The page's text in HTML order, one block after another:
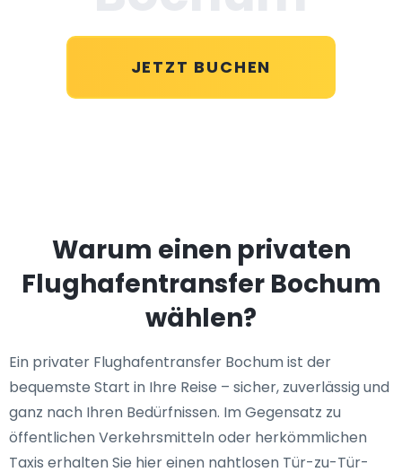
JETZT BUCHEN
Warum einen privaten
Flughafentransfer Bochum
wählen?
Ein privater Flughafentransfer Bochum ist der
bequemste Start in Ihre Reise – sicher, zuverlässig und
ganz nach Ihren Bedürfnissen. Im Gegensatz zu
öffentlichen Verkehrsmitteln oder herkömmlichen
Taxis erhalten Sie hier einen nahtlosen Tür-zu-Tür-